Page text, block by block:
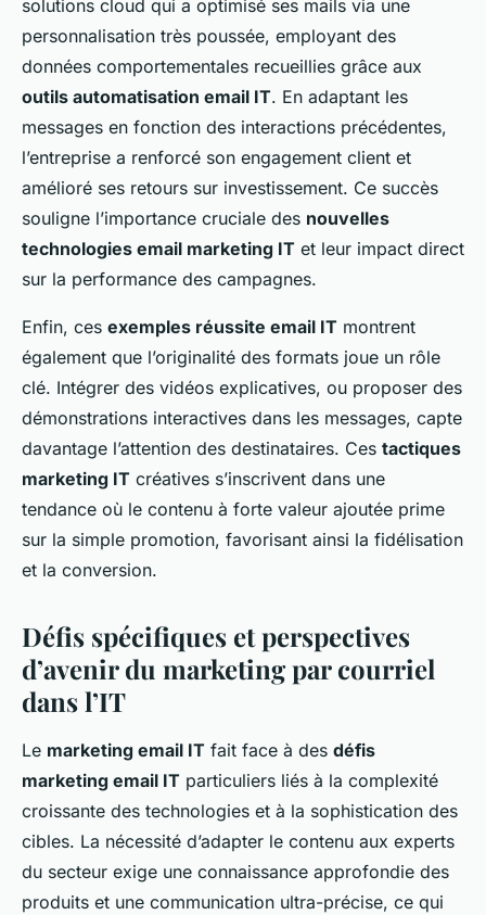
solutions cloud qui a optimisé ses mails via une
personnalisation très poussée, employant des
données comportementales recueillies grâce aux
outils automatisation email IT. En adaptant les
messages en fonction des interactions précédentes,
l’entreprise a renforcé son engagement client et
amélioré ses retours sur investissement. Ce succès
souligne l’importance cruciale des nouvelles
technologies email marketing IT et leur impact direct
sur la performance des campagnes.
Enfin, ces exemples réussite email IT montrent
également que l’originalité des formats joue un rôle
clé. Intégrer des vidéos explicatives, ou proposer des
démonstrations interactives dans les messages, capte
davantage l’attention des destinataires. Ces tactiques
marketing IT créatives s’inscrivent dans une
tendance où le contenu à forte valeur ajoutée prime
sur la simple promotion, favorisant ainsi la fidélisation
et la conversion.
Défis spécifiques et perspectives
d’avenir du marketing par courriel
dans l’IT
Le marketing email IT fait face à des défis
marketing email IT particuliers liés à la complexité
croissante des technologies et à la sophistication des
cibles. La nécessité d’adapter le contenu aux experts
du secteur exige une connaissance approfondie des
produits et une communication ultra-précise, ce qui